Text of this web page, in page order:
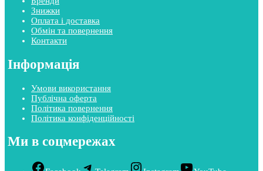
Знижки
Оплата і доставка
Обмін та повернення
Контакти
Інформація
Умови використання
Публічна оферта
Політика повернення
Політика конфіденційності
Ми в соцмережах